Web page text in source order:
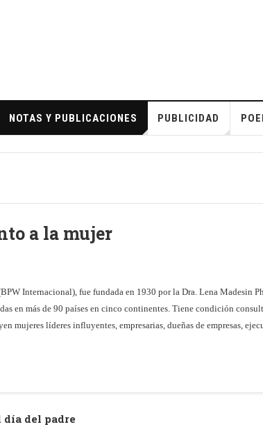
NOTAS Y PUBLICACIONES PUBLICIDAD
a la mujer
Internacional), fue fundada en 1930 por la Dra. Lena Madesin
en más de 90 países en cinco continentes. Tiene condición
mujeres líderes influyentes, empresarias, dueñas de empresas,
del padre